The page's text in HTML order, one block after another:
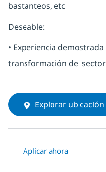
bastanteos, etc
Deseable:
• Experiencia
transformación del
Explorar ubicación
Aplicar ahora